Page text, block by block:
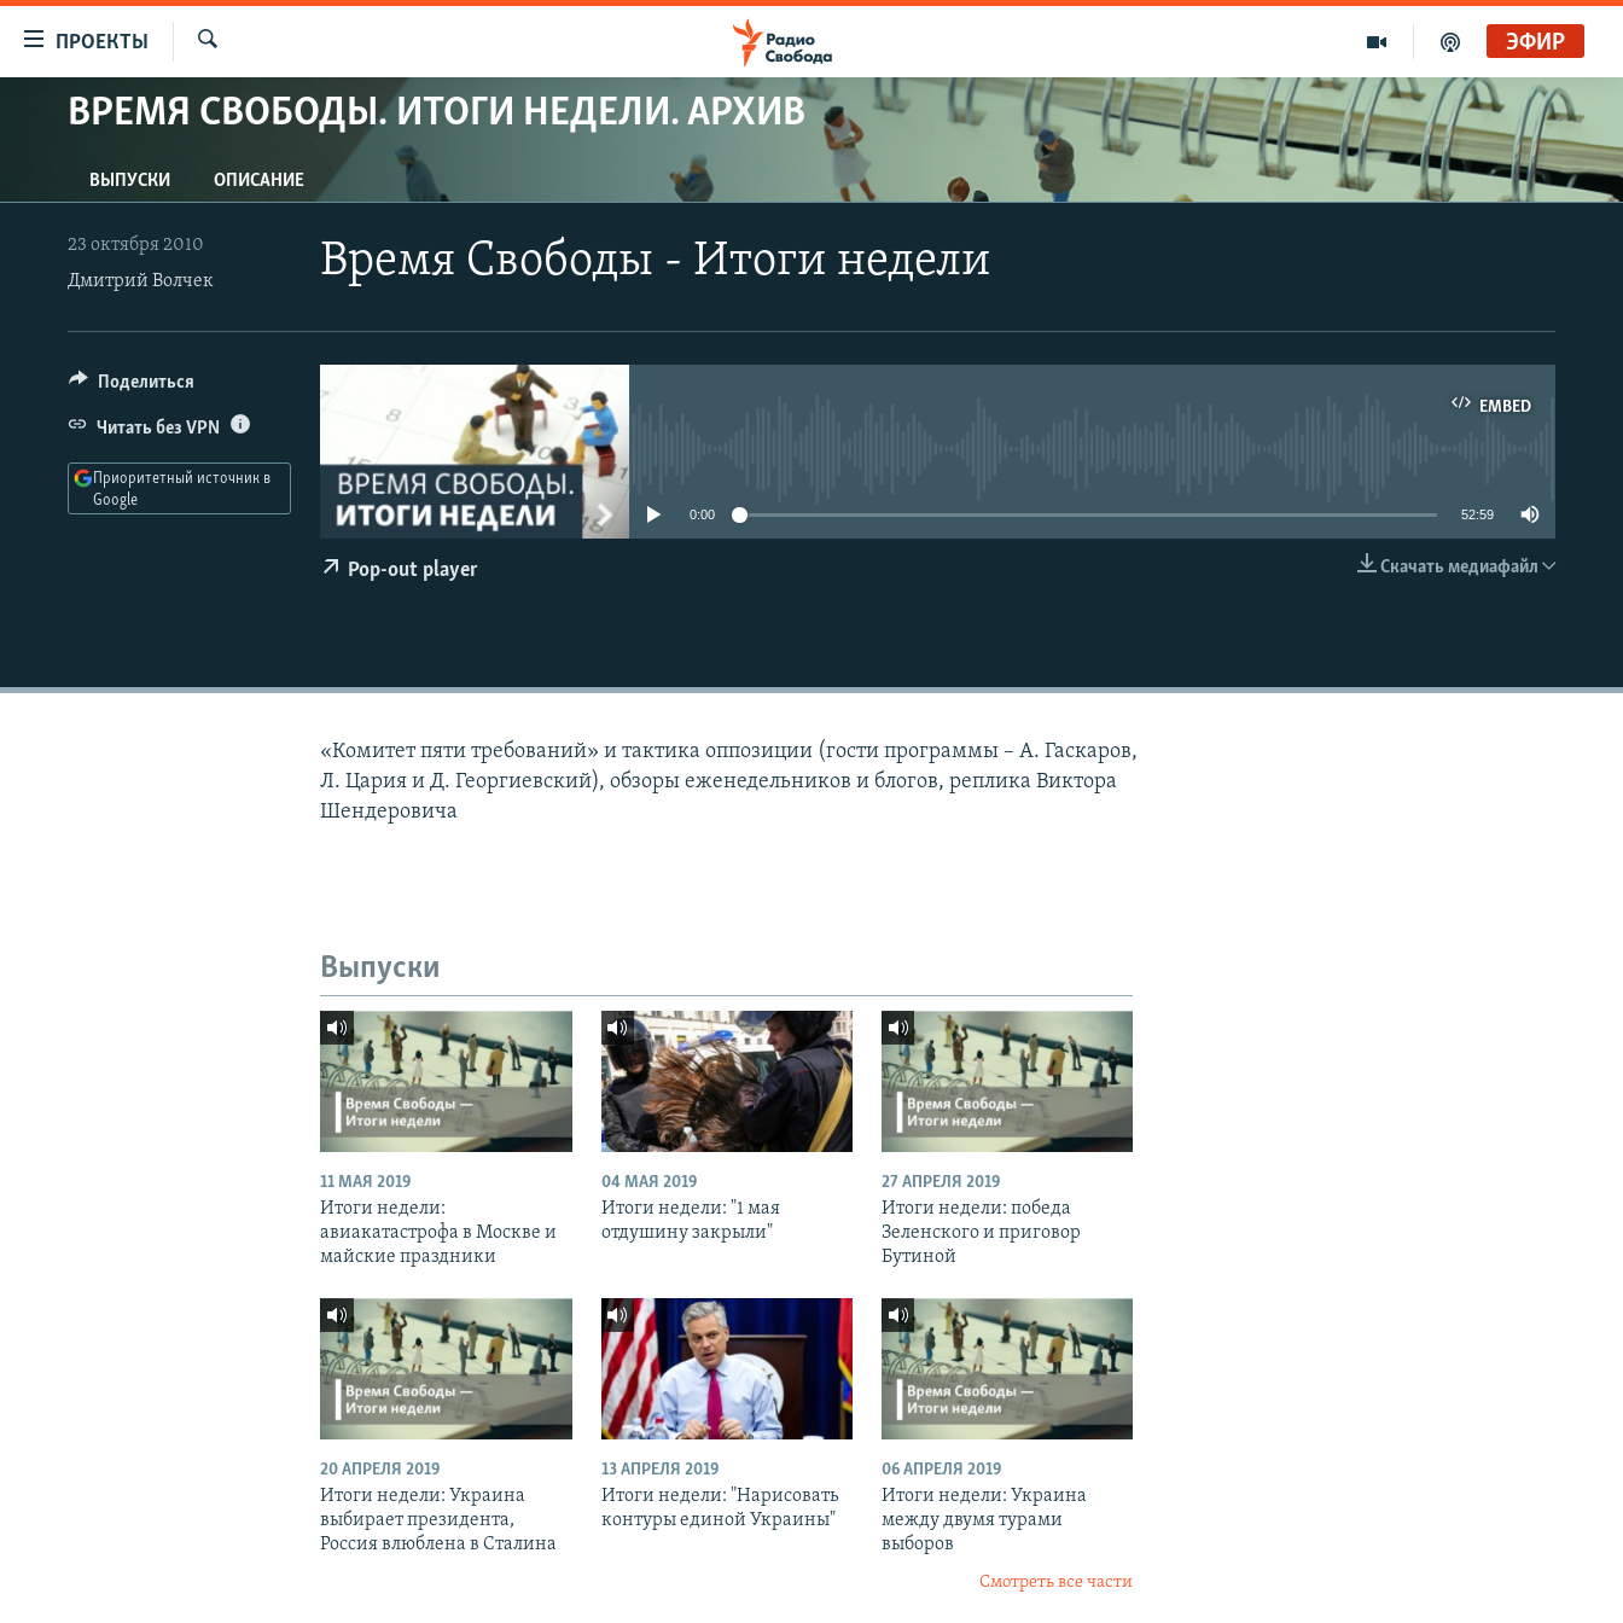
упрощенного
Вернуться
к
основному
содержанию
навигации
Вернутся
ПРОЕКТЫ
ПРОГРАММЫ
АВТОРСКИЕ ПРОЕКТЫ
ЦИТАТЫ СВОБОДЫ
МНЕНИЯ
КУЛЬТУРА
IDEL.РЕАЛИИ
КАВКАЗ.РЕАЛИИ
СЕВЕР.РЕАЛИИ
СИБИРЬ.РЕАЛИИ
ЭФИР
ВРЕМЯ СВОБОДЫ. ИТОГИ НЕДЕЛИ. АРХИВ
ВЫПУСКИ ОПИСАНИЕ
Время Свободы - Итоги недели
23 октября 2010
Дмитрий Волчек
EMBED
EMBED
0:00 52:59
Скачать медиафайл
Pop-out player
Поделиться
Читать без VPN
Приоритетный источник в
Google
«Комитет пяти требований» и тактика оппозиции (гости программы – А. Гаскаров,
Л. Цария и Д. Георгиевский), обзоры еженедельников и блогов, реплика Виктора
Шендеровича
Выпуски
11 МАЯ 2019
Итоги недели:
авиакатастрофа в Москве и
майские праздники
04 МАЯ 2019
Итоги недели: "1 мая
отдушину закрыли"
27 АПРЕЛЯ 2019
Итоги недели: победа
Зеленского и приговор
Бутиной
20 АПРЕЛЯ 2019
Итоги недели: Украина
выбирает президента,
Россия влюблена в Сталина
13 АПРЕЛЯ 2019
Итоги недели: "Нарисовать
контуры единой Украины"
06 АПРЕЛЯ 2019
Итоги недели: Украина
между двумя турами
выборов
Смотреть все части